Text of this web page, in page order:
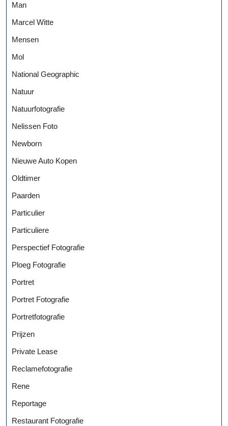
Man
Marcel Witte
Mensen
Mol
National Geographic
Natuur
Natuurfotografie
Nelissen Foto
Newborn
Nieuwe Auto Kopen
Oldtimer
Paarden
Particulier
Particuliere
Perspectief Fotografie
Ploeg Fotografie
Portret
Portret Fotografie
Portretfotografie
Prijzen
Private Lease
Reclamefotografie
Rene
Reportage
Restaurant Fotografie